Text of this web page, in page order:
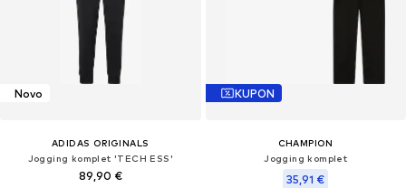
Novo
ADIDAS ORIGINALS
Jogging komplet 'TECH ESS'
89,90 €
KUPON
CHAMPION
Jogging komplet
35,91 €